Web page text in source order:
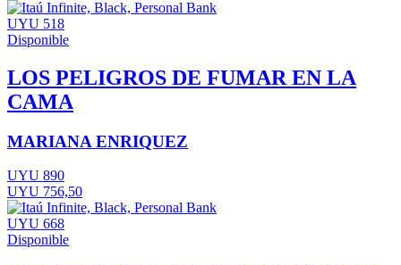
UYU 518
Disponible
LOS PELIGROS DE FUMAR EN LA
CAMA
MARIANA ENRIQUEZ
UYU 890
UYU 756,50
UYU 668
Disponible